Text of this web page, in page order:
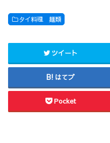
タイ料理 麺類
ツイート
はてブ
Pocket